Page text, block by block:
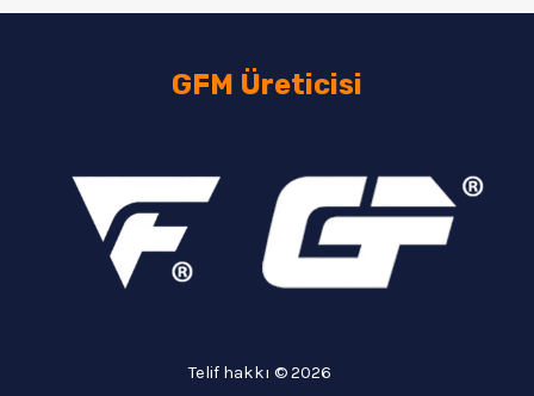
GFM Üreticisi
Telif hakkı © 2026